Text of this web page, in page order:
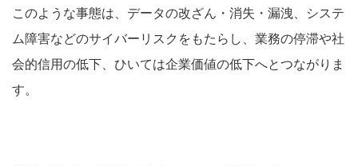
このような事態は、データの改ざん・消失・漏洩、システ
ム障害などのサイバーリスクをもたらし、業務の停滞や社
会的信用の低下、ひいては企業価値の低下へとつながりま
す。